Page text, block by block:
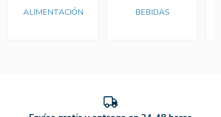
ALIMENTACIÓN BEBIDAS